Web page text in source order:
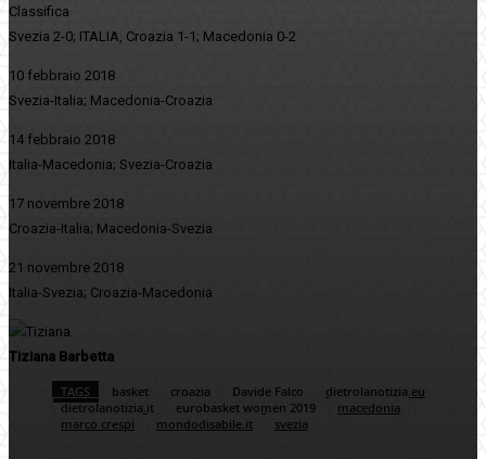
Classifica
Svezia 2-0; ITALIA, Croazia 1-1; Macedonia 0-2
10 febbraio 2018
Svezia-Italia; Macedonia-Croazia
14 febbraio 2018
Italia-Macedonia; Svezia-Croazia
17 novembre 2018
Croazia-Italia; Macedonia-Svezia
21 novembre 2018
Italia-Svezia; Croazia-Macedonia
Tiziana Barbetta
TAGS basket croazia Davide Falco
dietrolanotizia.eu
dietrolanotizia.it
eurobasket women 2019
macedonia
marco crespi
mondodisabile.it svezia